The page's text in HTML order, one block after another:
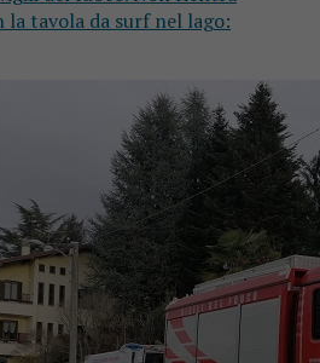
la tavola da surf nel lago: